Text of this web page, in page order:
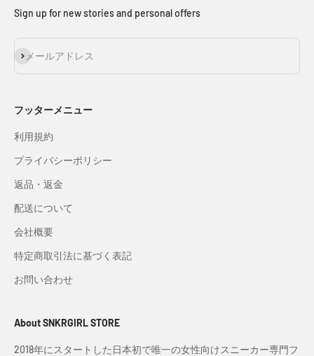
Sign up for new stories and personal offers
メールアドレス
登録
フッターメニュー
利用規約
プライバシーポリシー
返品・返金
配送について
会社概要
特定商取引法に基づく表記
お問い合わせ
About SNKRGIRL STORE
2018年にスタートした日本初で唯一の女性向けスニーカー専門フ